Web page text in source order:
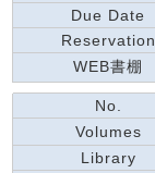
Due Date
Reservation
WEB書棚
No.
Volumes
Library